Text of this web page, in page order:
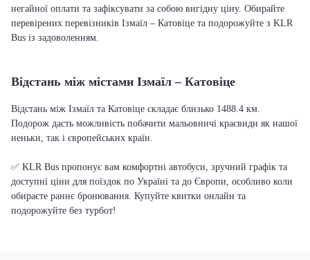
негайної оплати та зафіксувати за собою вигідну ціну. Обирайте
перевірених перевізників Ізмаїл – Катовіце та подорожуйте з KLR
Bus із задоволенням.
Відстань між містами Ізмаїл – Катовіце
Відстань між Ізмаїл та Катовіце складає близько 1488.4 км.
Подорож дасть можливість побачити мальовничі краєвиди як нашої
неньки, так і європейських країн.
✅ KLR Bus пропонує вам комфортні автобуси, зручний графік та
доступні ціни для поїздок по Україні та до Європи, особливо коли
обираєте раннє бронювання. Купуйте квитки онлайн та
подорожуйте без турбот!